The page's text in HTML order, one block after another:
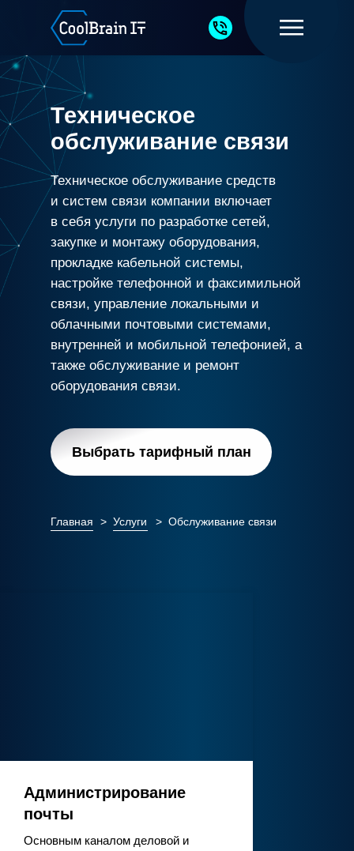
Техническое
обслуживание связи
Техническое обслуживание средств
и систем связи компании включает
в себя услуги по разработке сетей,
закупке и монтажу оборудования,
прокладке кабельной системы,
настройке телефонной и факсимильной
связи, управление локальными и
облачными почтовыми системами,
внутренней и мобильной телефонией, а
также обслуживание и ремонт
оборудования связи.
Выбрать тарифный план
Главная > Услуги > Обслуживание связи
Администрирование
почты
Основным каналом деловой и